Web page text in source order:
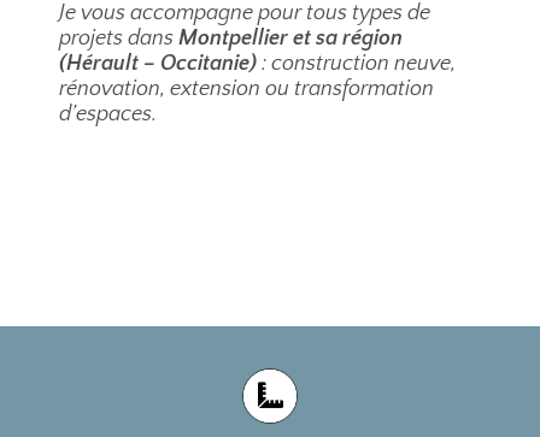
Je vous accompagne pour tous types de
projets dansMontpellier et sa région
(Hérault – Occitanie) : construction neuve,
rénovation, extension ou transformation
d’espaces.